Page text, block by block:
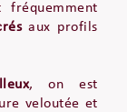
aux profils
, on est
veloutée et